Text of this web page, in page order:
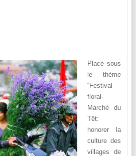
Placé sous
le thème
“Festival
floral-
Marché du
Têt:
honorer la
culture des
villages de